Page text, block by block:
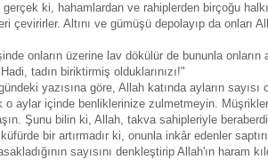
ki, hahamlardan ve rahiplerden birçoğu
çevirirler. Altını ve gümüşü depolayıp da onları
onların üzerine lav dökülür de bununla onların
tadın biriktirmiş olduklarınızı!"
yazısına göre, Allah katında ayların
o aylar içinde benliklerinize zulmetmeyin.
Şunu bilin ki, Allah, takva sahipleriyle
bir artırmadır ki, onunla inkâr edenler
sayısını denkleştirip Allah'ın haram